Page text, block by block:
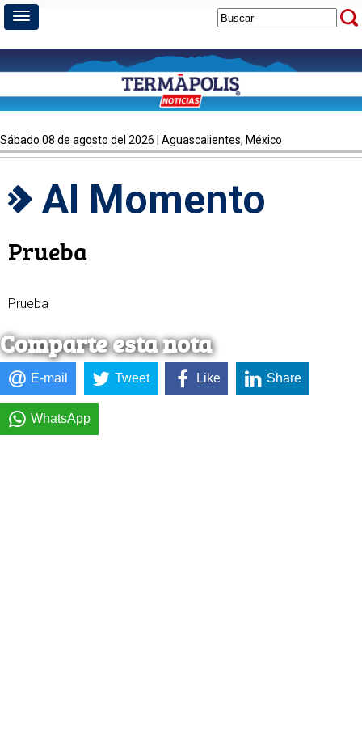
sábado 08 de agosto del 2026 | Aguascalientes, México
Al Momento
Prueba
Prueba
Comparte esta nota
E-mail Tweet Like Share
WhatsApp